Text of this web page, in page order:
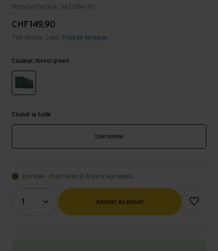
Numéro d'article : 342284-001
CHF149,90
TVA incluse. | excl. Frais de livraison
Couleur: forest green
forest green
Choisir la taille
1 personne
Livrable - chez toi en 2-5 jours ouvrables.
1
Quantité (optionnel)
Ajouter au panier
Ajouter à